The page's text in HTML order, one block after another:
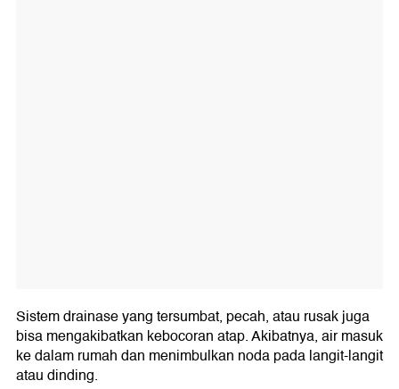
Sistem drainase yang tersumbat, pecah, atau rusak juga
bisa mengakibatkan kebocoran atap. Akibatnya, air masuk
ke dalam rumah dan menimbulkan noda pada langit-langit
atau dinding.